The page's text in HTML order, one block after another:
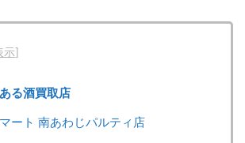
示]
る酒買取店
ート 南あわじパルティ店